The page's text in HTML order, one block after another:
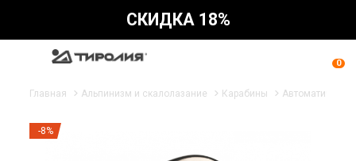
СКИДКА 18%
0
Главная Альпинизм и скалолазание Карабины
-8%